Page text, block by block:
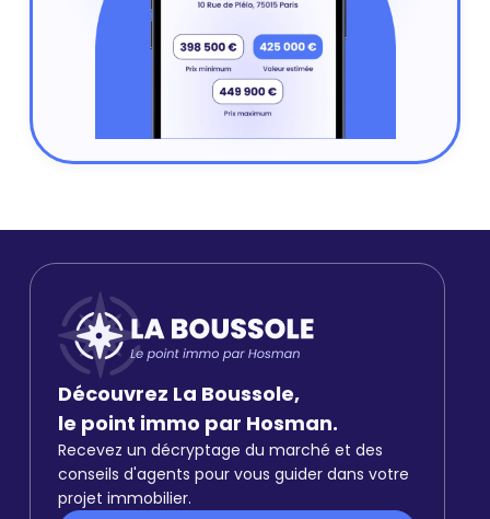
Découvrez La Boussole,
le point immo par Hosman.
Recevez un décryptage du marché et des
conseils d'agents pour vous guider dans votre
projet immobilier.